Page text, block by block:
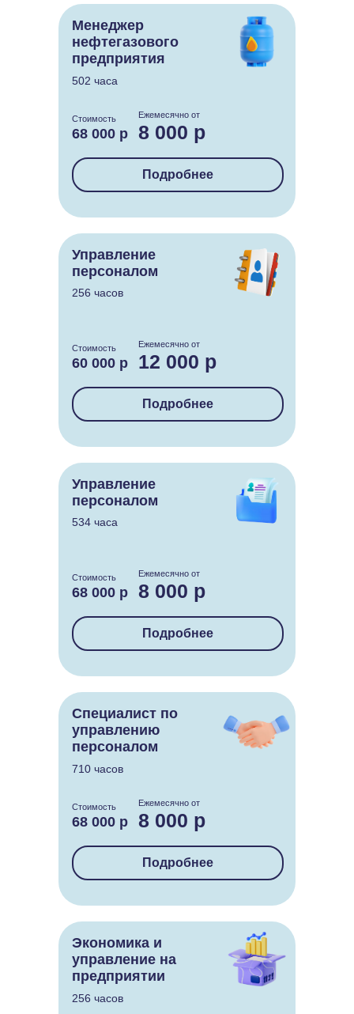
Менеджер
нефтегазового
предприятия
502 часа
8 000 р
68 000 р
Ежемесячно от
Стоимость
Подробнее
Специалист по
управлению
персоналом
710 часов
8 000 р
68 000 р
Ежемесячно от
Стоимость
Подробнее
Управление
персоналом
256 часов
12 000 р
60 000 р
Ежемесячно от
Стоимость
Подробнее
Управление
персоналом
534 часа
8 000 р
68 000 р
Ежемесячно от
Стоимость
Подробнее
Экономика и
управление на
предприятии
256 часов